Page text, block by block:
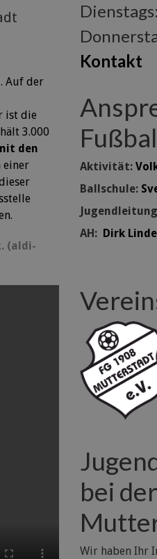
Auf der
ist die
3.000
den
einer
(aldi-
Kontakt
Aktivität:
Ballschule:
AH: Dirk
bei
Wir haben Ihr